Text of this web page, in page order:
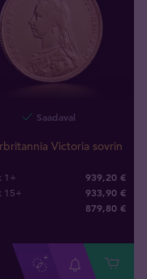
Saadaval
Victoria sovrin
1+ 939,20 €
15+ 933,90 €
879,80 €